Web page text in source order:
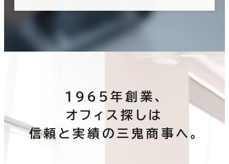
1965年創業、
オフィス探しは
信頼と実績の三鬼商事へ。